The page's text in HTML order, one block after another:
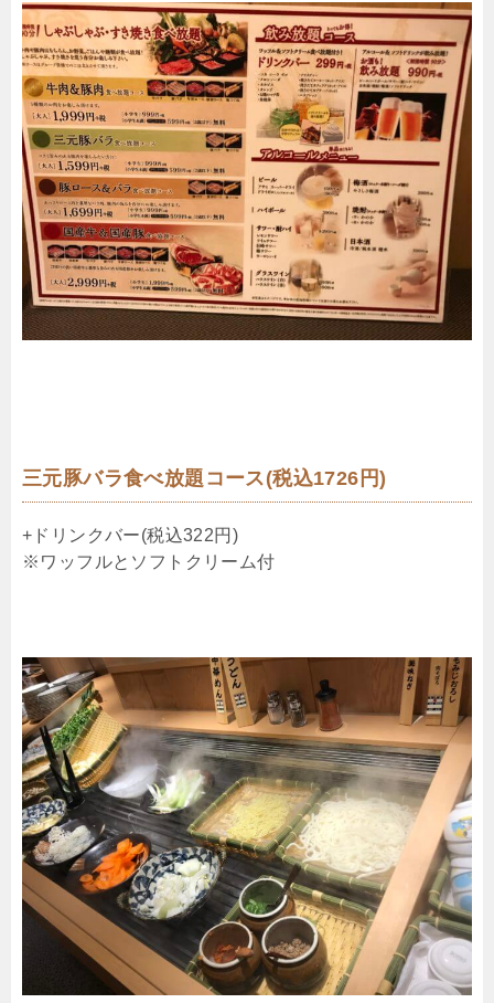
三元豚バラ食べ放題コース(税込1726円)
+ドリンクバー(税込322円)
※ワッフルとソフトクリーム付